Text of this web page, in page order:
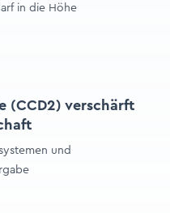
in die Höhe
(CCD2) verschärft
und